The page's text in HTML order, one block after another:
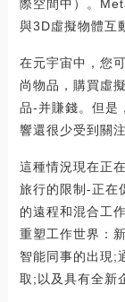
際空間中）。
與3D虛擬物體互
在元宇宙中，您
尚物品，購買虛
品-并賺錢。但是
響還很少受到關注
這種情況現在正
旅行的限制-正在
的遠程和混合工
重塑工作世界：
智能同事的出現;
取;以及具有全新